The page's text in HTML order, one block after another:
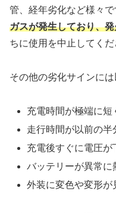
管、経年劣化など様々で
ガスが発生しており、
ちに使用を中止してくだ
その他の劣化サインに
充電時間が極端に短
走行時間が以前の半
充電後すぐに電圧が
バッテリーが異常に
外装に変色や変形が